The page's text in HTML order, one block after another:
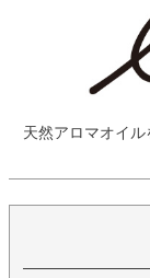
天然アロマオイ